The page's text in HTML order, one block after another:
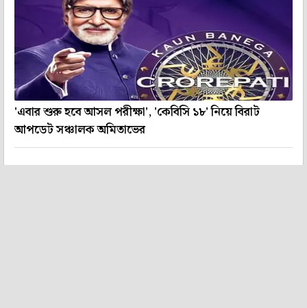
'এবার শুরু হবে আসল পরীক্ষা', 'কেবিসি ১৮' নিয়ে বিরাট
আপডেট সঞ্চালক অমিতাভের